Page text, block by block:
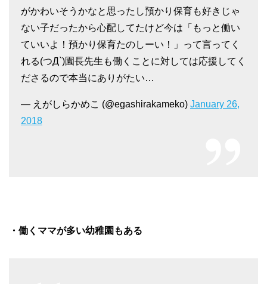
がかわいそうかなと思ったし預かり保育も好きじゃ
ない子だったから心配してたけど今は「もっと働い
ていいよ！預かり保育たのしーい！」って言ってく
れる(つД`)園長先生も働くことに対しては応援してく
ださるので本当にありがたい…
— えがしらかめこ (@egashirakameko) January 26,
2018
・働くママが多い幼稚園もある